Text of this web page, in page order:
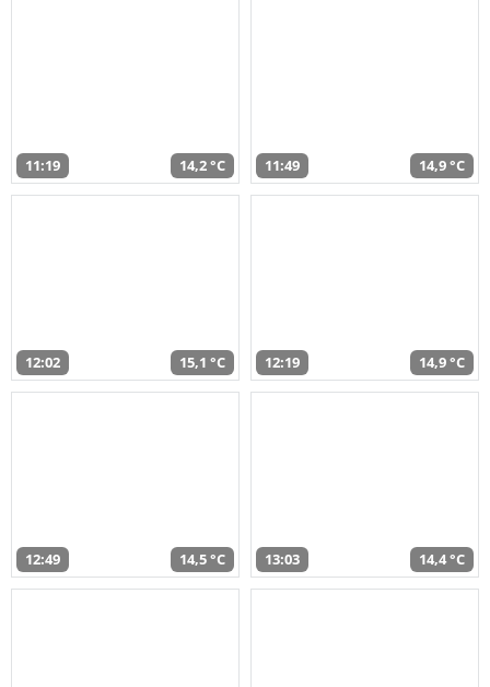
11:19 14,2 °C 11:49 14,9 °C
12:02 15,1 °C 12:19 14,9 °C
12:49 14,5 °C 13:03 14,4 °C